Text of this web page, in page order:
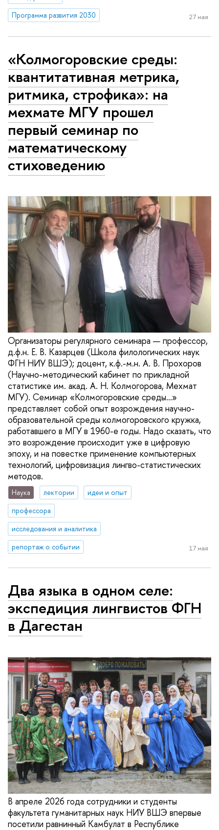
Программа развития 2030
27 мая
«Колмогоровские среды:
квантитативная метрика,
ритмика, строфика»: на
мехмате МГУ прошел
первый семинар по
математическому
стиховедению
Организаторы регулярного семинара — профессор,
д.ф.н. Е. В. Казарцев (Школа филологических наук
ФГН НИУ ВШЭ); доцент, к.ф.-м.н. А. В. Прохоров
(Научно-методический кабинет по прикладной
статистике им. акад. А. Н. Колмогорова, Мехмат
МГУ). Семинар «Колмогоровские среды…»
представляет собой опыт возрождения научно-
образовательной среды колмогоровского кружка,
работавшего в МГУ в 1960-е годы. Надо сказать, что
это возрождение происходит уже в цифровую
эпоху, и на повестке применение компьютерных
технологий, цифровизация лингво-статистических
методов.
Наука лектории
идеи и опыт
профессора
исследования и аналитика
репортаж о событии
17 мая
Два языка в одном селе:
экспедиция лингвистов ФГН
в Дагестан
В апреле 2026 года сотрудники и студенты
факультета гуманитарных наук НИУ ВШЭ впервые
посетили равнинный Камбулат в Республике